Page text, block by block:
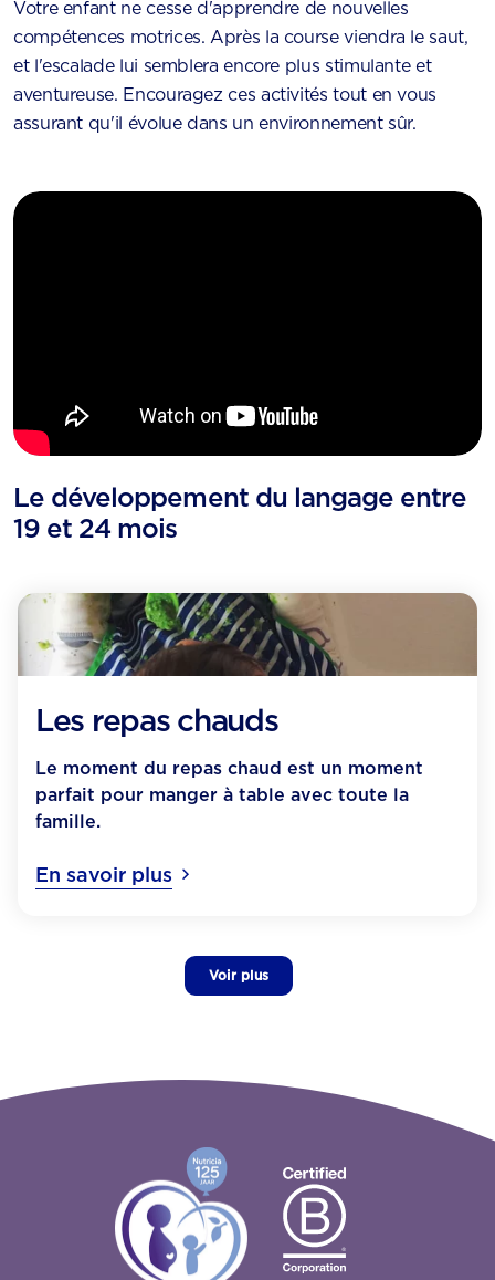
Votre enfant ne cesse d'apprendre de nouvelles
compétences motrices. Après la course viendra le saut,
et l'escalade lui semblera encore plus stimulante et
aventureuse. Encouragez ces activités tout en vous
assurant qu'il évolue dans un environnement sûr.
Le développement du langage entre
19 et 24 mois
Les repas chauds
Le moment du repas chaud est un moment
parfait pour manger à table avec toute la
famille.
En savoir plus
Voir plus